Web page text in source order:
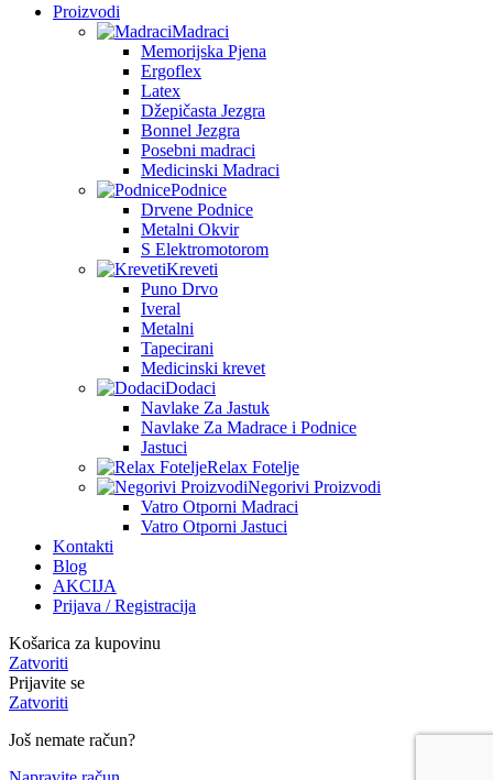
Proizvodi
Madraci
Memorijska Pjena
Ergoflex
Latex
Džepičasta Jezgra
Bonnel Jezgra
Posebni madraci
Medicinski Madraci
Podnice
Drvene Podnice
Metalni Okvir
S Elektromotorom
Kreveti
Puno Drvo
Iveral
Metalni
Tapecirani
Medicinski krevet
Dodaci
Navlake Za Jastuk
Navlake Za Madrace i Podnice
Jastuci
Relax Fotelje
Negorivi Proizvodi
Vatro Otporni Madraci
Vatro Otporni Jastuci
Kontakti
Blog
AKCIJA
Prijava / Registracija
Košarica za kupovinu
Zatvoriti
Prijavite se
Zatvoriti
Još nemate račun?